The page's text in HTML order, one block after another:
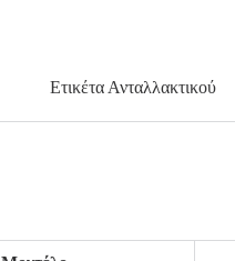
Ετικέτα Ανταλλακτικού